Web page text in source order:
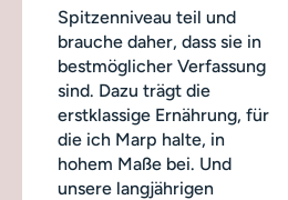
Spitzenniveau teil und
brauche daher, dass sie in
bestmöglicher Verfassung
sind. Dazu trägt die
erstklassige Ernährung, für
die ich Marp halte, in
hohem Maße bei. Und
unsere langjährigen